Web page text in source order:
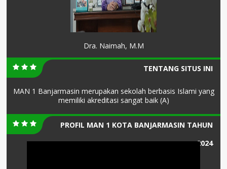
Dra. Naimah, M.M
TENTANG SITUS INI
MAN 1 Banjarmasin merupakan sekolah berbasis Islami yang
memiliki akreditasi sangat baik (A)
PROFIL MAN 1 KOTA BANJARMASIN TAHUN
2024